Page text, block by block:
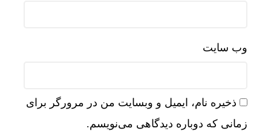
وب‌ سایت
ذخیره نام، ایمیل و وبسایت من در مرورگر برای
زمانی که دوباره دیدگاهی می‌نویسم.